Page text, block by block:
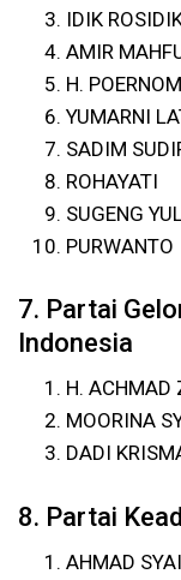
IDIK
AMIR
H.
YUMARNI
SADIM
ROHAYATI
SUGENG
PURWANTO
7. Partai
Indonesia
H. ACHMAD
MOORINA
DADI
8. Partai
AHMAD